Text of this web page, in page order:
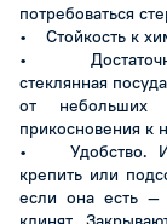
потребоваться
• Стойкость к
• Достаточно
стеклянная
от небольших
прикосновения к
• Удобство.
крепить или
если она есть —